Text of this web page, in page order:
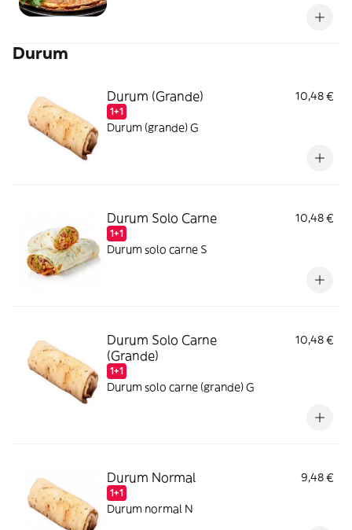
Durum
Durum (Grande)
1+1
10,48 €
Durum (grande) G
Durum Solo Carne
1+1
10,48 €
Durum solo carne S
Durum Solo Carne
(Grande)
1+1
10,48 €
Durum solo carne (grande) G
Durum Normal
1+1
9,48 €
Durum normal N